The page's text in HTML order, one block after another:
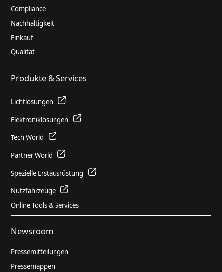
Compliance
Nachhaltigkeit
Einkauf
Qualität
Produkte & Services
Lichtlösungen
Elektroniklösungen
Tech World
Partner World
Spezielle Erstausrüstung
Nutzfahrzeuge
Online Tools & Services
Newsroom
Pressemitteilungen
Pressemappen